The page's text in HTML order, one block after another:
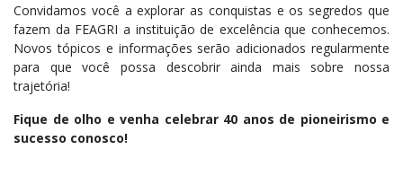
Convidamos você a explorar as conquistas e os segredos que
fazem da FEAGRI a instituição de excelência que conhecemos.
Novos tópicos e informações serão adicionados regularmente
para que você possa descobrir ainda mais sobre nossa
trajetória!
Fique de olho e venha celebrar 40 anos de pioneirismo e
sucesso conosco!